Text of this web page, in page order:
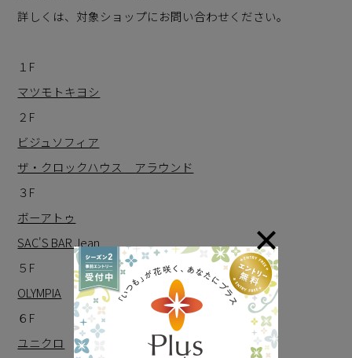
詳しくは、対象ショップにお問い合わせください。
１F
マツモトキヨシ
２F
ビジュソフィア
ザ・クロックハウス アラウンド
３F
ボーアトゥ
SAC'S BAR Jean
５F
OLYMPIA
６F
ユニクロ